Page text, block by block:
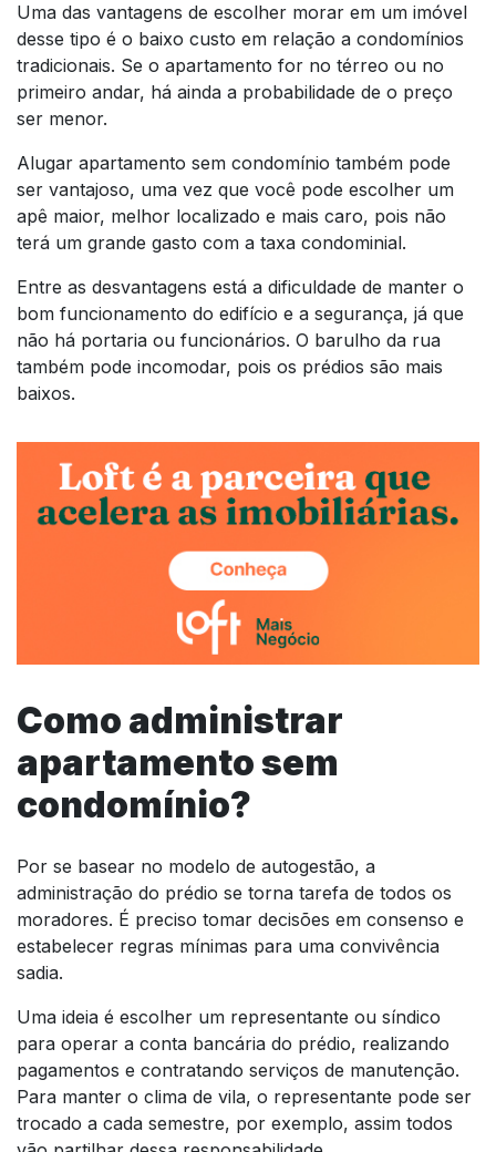
Uma das vantagens de escolher morar em um imóvel
desse tipo é o baixo custo em relação a condomínios
tradicionais. Se o apartamento for no térreo ou no
primeiro andar, há ainda a probabilidade de o preço
ser menor.
Alugar apartamento sem condomínio também pode
ser vantajoso, uma vez que você pode escolher um
apê maior, melhor localizado e mais caro, pois não
terá um grande gasto com a taxa condominial.
Entre as desvantagens está a dificuldade de manter o
bom funcionamento do edifício e a segurança, já que
não há portaria ou funcionários. O barulho da rua
também pode incomodar, pois os prédios são mais
baixos.
Como administrar
apartamento sem
condomínio?
Por se basear no modelo de autogestão, a
administração do prédio se torna tarefa de todos os
moradores. É preciso tomar decisões em consenso e
estabelecer regras mínimas para uma convivência
sadia.
Uma ideia é escolher um representante ou síndico
para operar a conta bancária do prédio, realizando
pagamentos e contratando serviços de manutenção.
Para manter o clima de vila, o representante pode ser
trocado a cada semestre, por exemplo, assim todos